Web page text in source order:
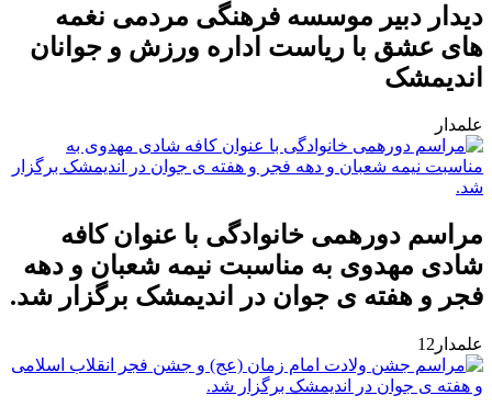
دیدار دبیر موسسه فرهنگی مردمی نغمه
های عشق با ریاست اداره ورزش و جوانان
اندیمشک
علمدار
مراسم دورهمی خانوادگی با عنوان کافه
شادی مهدوی به مناسبت نیمه شعبان و دهه
فجر و هفته ی جوان در اندیمشک برگزار شد.
علمدار12